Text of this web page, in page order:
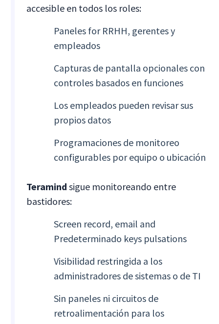
accesible en todos los roles:
Paneles for RRHH, gerentes y
empleados
Capturas de pantalla opcionales con
controles basados en funciones
Los empleados pueden revisar sus
propios datos
Programaciones de monitoreo
configurables por equipo o ubicación
Teramind sigue monitoreando entre
bastidores:
Screen record, email and
Predeterminado keys pulsations
Visibilidad restringida a los
administradores de sistemas o de TI
Sin paneles ni circuitos de
retroalimentación para los